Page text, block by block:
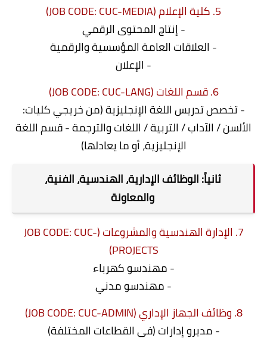
5. كلية الإعلام (JOB CODE: CUC-MEDIA)
- إنتاج المحتوى الرقمي
- العلاقات العامة المؤسسية والرقمية
- الإعلان
6. قسم اللغات (JOB CODE: CUC-LANG)
- تخصص تدريس اللغة الإنجليزية (من خريجي كليات:
الألسن / الآداب / التربية / اللغات والترجمة - قسم اللغة
الإنجليزية، أو ما يعادلها)
ثانياً: الوظائف الإدارية، الهندسية، الفنية،
والمعاونة
7. الإدارة الهندسية والمشروعات (JOB CODE: CUC-
PROJECTS)
- مهندسو كهرباء
- مهندسو مدني
8. وظائف الجهاز الإداري (JOB CODE: CUC-ADMIN)
- مديرو إدارات (في القطاعات المختلفة)